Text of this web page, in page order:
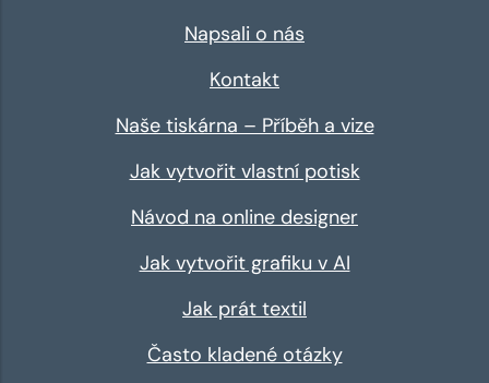
Napsali o nás
Kontakt
Naše tiskárna – Příběh a vize
Jak vytvořit vlastní potisk
Návod na online designer
Jak vytvořit grafiku v AI
Jak prát textil
Často kladené otázky